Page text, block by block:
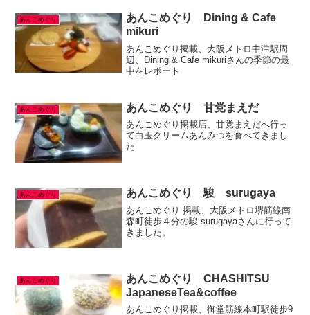
あんこめぐり
あんこめぐり Dining & Cafe
mikuri
あんこめぐり掲載、大阪メトロ中津駅周
辺、Dining & Cafe mikuriさんの季節の最
中をレポート
あんこめぐり あんこめぐり 甘党まえだ
あんこめぐり掲載店、甘党まえだへ行っ
て白玉クリームあんみつを食べてきまし
た
あんこめぐり あんこめぐり 駿 surugaya
あんこめぐり 掲載、大阪メトロ堺筋線南
森町徒步４分の駿 surugayaさんに行って
きました。
あんこめぐり
あんこめぐり CHASHITSU
JapaneseTea&coffee
あんこめぐり掲載、御堂筋線本町駅徒步9